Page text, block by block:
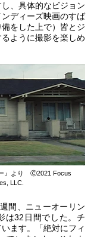
、具体的なビジョン
ディーズ映画のすば
をした上で）皆とジ
ように撮影を楽しめ
』より Ⓒ2021 Focus
LLC.
間、ニューオーリン
は32日間でした。チ
ます。「絶対にフィ